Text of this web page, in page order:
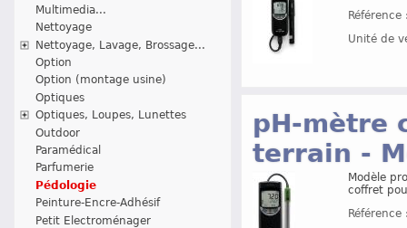
Multimedia...
Nettoyage
Nettoyage, Lavage, Brossage...
Option
Option (montage usine)
Optiques
Optiques, Loupes, Lunettes
Outdoor
Paramédical
Parfumerie
Pédologie
Peinture-Encre-Adhésif
Petit Electroménager
Unité de
pH-mètre
terrain -
Modèle
coffret